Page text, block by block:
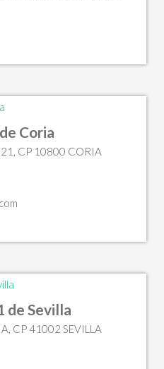
Coria
21, CP 10800 CORIA
de Sevilla
CP 41002 SEVILLA